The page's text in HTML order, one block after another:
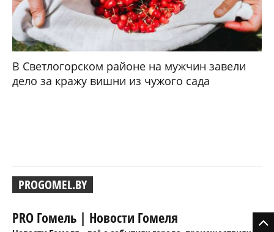
В Светлогорском районе на мужчин завели
дело за кражу вишни из чужого сада
PROGOMEL.BY
PRO Гомель | Новости Гомеля